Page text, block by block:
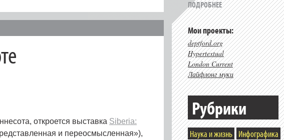
откроется выставка Siberia:
и переосмысленная»),
ПОДРОБНЕЕ
Мои проекты:
deptford.org
Hypertextual
London Current
Лайфлонг муки
Рубрики
Наука и жизнь Инфографика